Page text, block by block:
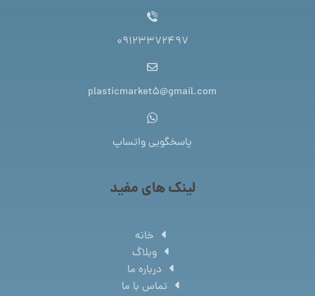
09123372497
plasticmarket5@gmail.com
پاسخگویی واتساپ
لینک های مفید
خانه
وبلاگ
درباره ما
تماس با ما